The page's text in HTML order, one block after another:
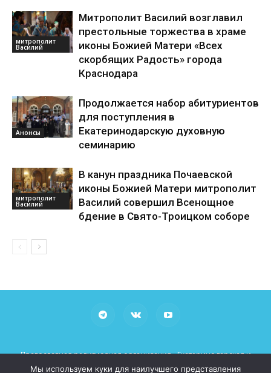
митрополит
Василий
Митрополит Василий возглавил
престольные торжества в храме
иконы Божией Матери «Всех
скорбящих Радость» города
Краснодара
Анонсы
Продолжается набор абитуриентов
для поступления в
Екатеринодарскую духовную
семинарию
митрополит
Василий
В канун праздника Почаевской
иконы Божией Матери митрополит
Василий совершил Всенощное
бдение в Свято-Троицком соборе
Православная религиозная организация «Екатеринодарская и
Кубанская Епархия Русской Православной Церкви (Московский
Мы используем куки для наилучшего представления